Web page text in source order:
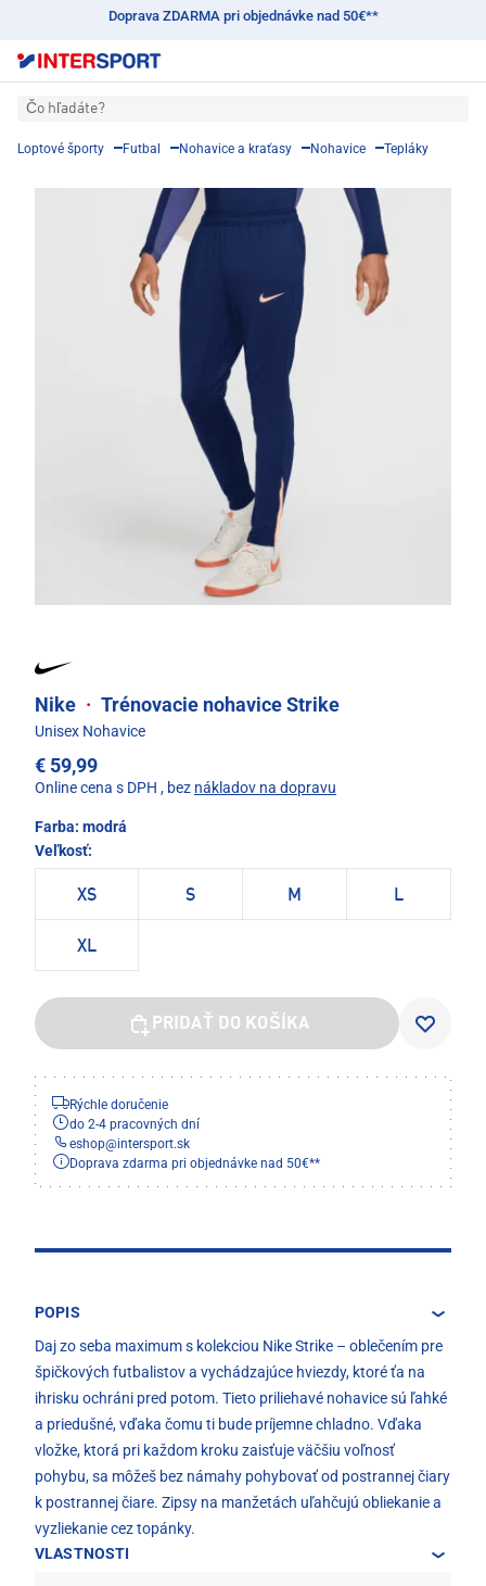
Doprava ZDARMA pri objednávke nad 50€**
Čo hľadáte?
Loptové športy Futbal Nohavice a kraťasy Nohavice Tepláky
Nike · Trénovacie nohavice Strike
Unisex Nohavice
€ 59,99
Online cena s DPH , bez nákladov na dopravu
Farba: modrá
Veľkosť:
XS S M L
XL
PRIDAŤ DO KOŠÍKA
Rýchle doručenie
do 2-4 pracovných dní
eshop@intersport.sk
Doprava zdarma pri objednávke nad 50€**
POPIS
Daj zo seba maximum s kolekciou Nike Strike – oblečením pre
špičkových futbalistov a vychádzajúce hviezdy, ktoré ťa na
ihrisku ochráni pred potom. Tieto priliehavé nohavice sú ľahké
a priedušné, vďaka čomu ti bude príjemne chladno. Vďaka
vložke, ktorá pri každom kroku zaisťuje väčšiu voľnosť
pohybu, sa môžeš bez námahy pohybovať od postrannej čiary
k postrannej čiare. Zipsy na manžetách uľahčujú obliekanie a
vyzliekanie cez topánky.
VLASTNOSTI